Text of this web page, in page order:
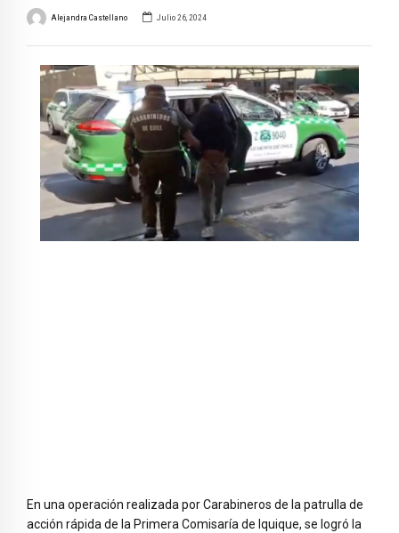
Alejandra Castellano Julio 26, 2024
En una operación realizada por Carabineros de la patrulla de
acción rápida de la Primera Comisaría de Iquique, se logró la